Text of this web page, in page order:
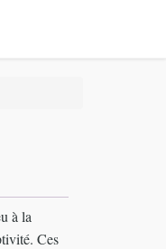
à la
Ces